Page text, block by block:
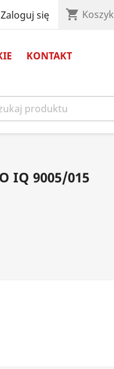
Zaloguj się shopping_cart Koszyk
KONTAKT
IQ 9005/015